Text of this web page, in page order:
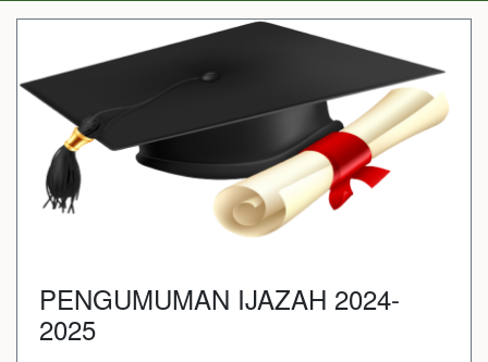
PENGUMUMAN IJAZAH 2024-
2025